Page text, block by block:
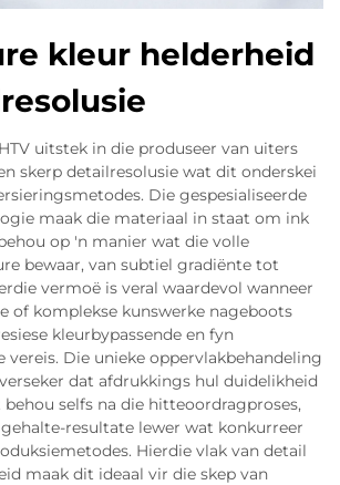
kleur helderheid
uitstek in die produseer van uiters
skerp detailresolusie wat dit onderskei
Die gespesialiseerde
maak die materiaal in staat om ink
op 'n manier wat die volle
bewaar, van subtiel gradiënte tot
vermoë is veral waardevol wanneer
of komplekse kunswerke nageboots
kleurbypassende en fyn
vereis. Die unieke oppervlakbehandeling
dat afdrukkings hul duidelikheid
selfs na die hitteoordragproses,
resultate lewer wat konkurreer
Hierdie vlak van detail
maak dit ideaal vir die skep van